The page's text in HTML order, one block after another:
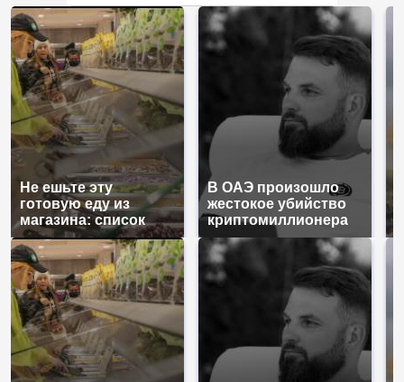
Не ешьте эту
готовую еду из
магазина: список
В ОАЭ произошло
жестокое убийство
криптомиллионера